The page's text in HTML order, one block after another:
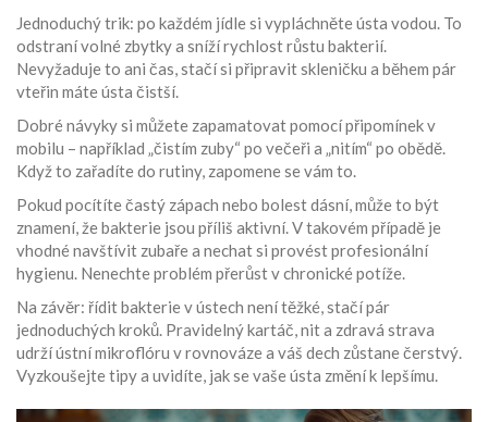
Jednoduchý trik: po každém jídle si vypláchněte ústa vodou. To
odstraní volné zbytky a sníží rychlost růstu bakterií.
Nevyžaduje to ani čas, stačí si připravit skleničku a během pár
vteřin máte ústa čistší.
Dobré návyky si můžete zapamatovat pomocí připomínek v
mobilu – například „čistím zuby“ po večeři a „nitím“ po obědě.
Když to zařadíte do rutiny, zapomene se vám to.
Pokud pocítíte častý zápach nebo bolest dásní, může to být
znamení, že bakterie jsou příliš aktivní. V takovém případě je
vhodné navštívit zubaře a nechat si provést profesionální
hygienu. Nenechte problém přerůst v chronické potíže.
Na závěr: řídit bakterie v ústech není těžké, stačí pár
jednoduchých kroků. Pravidelný kartáč, nit a zdravá strava
udrží ústní mikroflóru v rovnováze a váš dech zůstane čerstvý.
Vyzkoušejte tipy a uvidíte, jak se vaše ústa změní k lepšímu.